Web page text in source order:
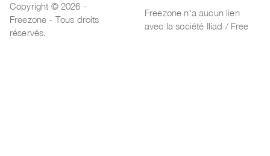
Copyright © 2026 -
Freezone - Tous droits
réservés.
Freezone n'a aucun lien
avec la société Iliad / Free